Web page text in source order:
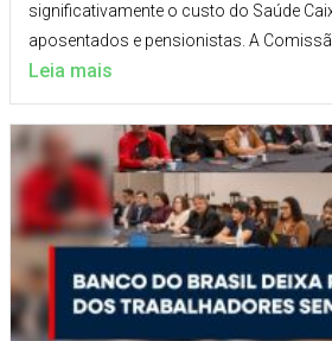
significativamente o custo do Saúde
aposentados e pensionistas. A
Leia mais